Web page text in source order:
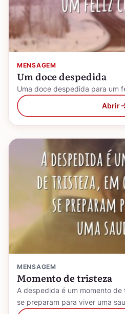
MENSAGEM
Um doce despedida
Uma doce despedida para um
Abrir
MENSAGEM
Momento de tristeza
A despedida é um momento
se preparam para viver uma